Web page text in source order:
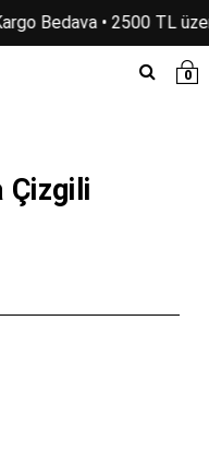
Bedava • 2500 TL
0
Çizgili